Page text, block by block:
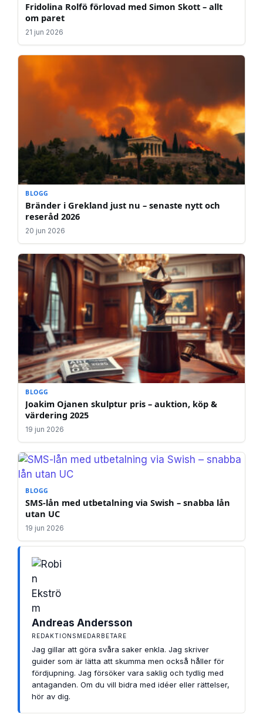
Fridolina Rolfö förlovad med Simon Skott – allt
om paret
21 jun 2026
BLOGG
Bränder i Grekland just nu – senaste nytt och
reseråd 2026
20 jun 2026
BLOGG
Joakim Ojanen skulptur pris – auktion, köp &
värdering 2025
19 jun 2026
BLOGG
SMS-lån med utbetalning via Swish – snabba lån
utan UC
19 jun 2026
Andreas Andersson
REDAKTIONSMEDARBETARE
Jag gillar att göra svåra saker enkla. Jag skriver
guider som är lätta att skumma men också håller för
fördjupning. Jag försöker vara saklig och tydlig med
antaganden. Om du vill bidra med idéer eller rättelser,
hör av dig.